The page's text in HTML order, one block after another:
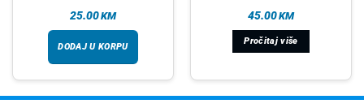
25.00KM
DODAJ U KORPU
45.00KM
Pročitaj više